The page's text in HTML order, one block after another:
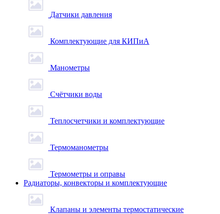
Датчики давления
Комплектующие для КИПиА
Манометры
Счётчики воды
Теплосчетчики и комплектующие
Термоманометры
Термометры и оправы
Радиаторы, конвекторы и комплектующие
Клапаны и элементы термостатические